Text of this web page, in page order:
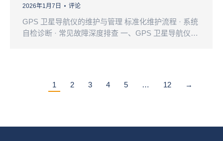
2026年1月7日
评论
GPS 卫星导航仪的维护与管理 标准化维护流程 · 系统
自检诊断 · 常见故障深度排查 一、GPS 卫星导航仪…
1 2 3 4 5 … 12 →